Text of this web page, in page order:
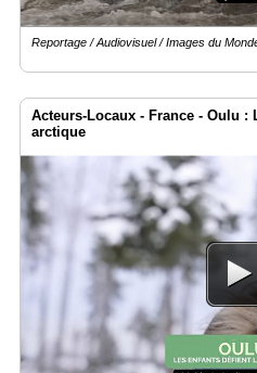
Reportage / Audiovisuel / Images du
Acteurs-Locaux - France - Oulu :
arctique